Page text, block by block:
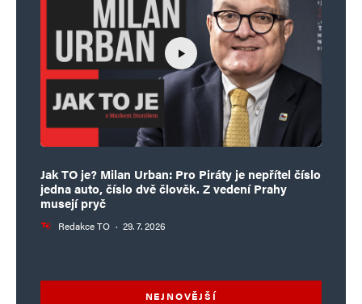
Jak TO je? Milan Urban: Pro Piráty je nepřítel číslo
jedna auto, číslo dvě člověk. Z vedení Prahy
musejí pryč
Redakce TO · 29. 7. 2026
NEJNOVĚJŠÍ